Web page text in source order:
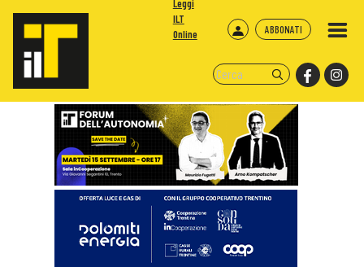
ABBONATI
Leggi
ILT
Online